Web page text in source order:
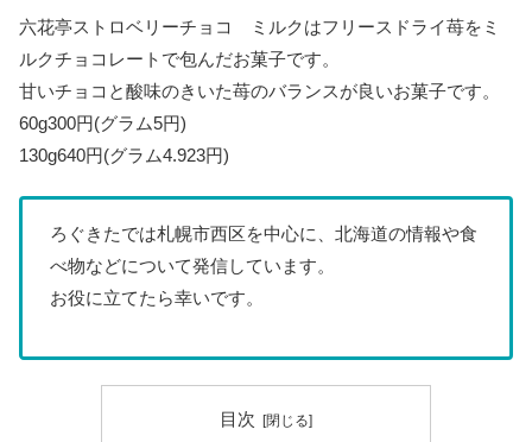
六花亭ストロベリーチョコ ミルクはフリースドライ苺をミ
ルクチョコレートで包んだお菓子です。
甘いチョコと酸味のきいた苺のバランスが良いお菓子です。
60g300円(グラム5円)
130g640円(グラム4.923円)
ろぐきたでは札幌市西区を中心に、北海道の情報や食
べ物などについて発信しています。
お役に立てたら幸いです。
目次